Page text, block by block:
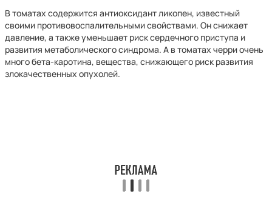
В томатах содержится антиоксидант ликопен, известный
своими противовоспалительными свойствами. Он снижает
давление, а также уменьшает риск сердечного приступа и
развития метаболического синдрома. А в томатах черри очень
много бета-каротина, вещества, снижающего риск развития
злокачественных опухолей.